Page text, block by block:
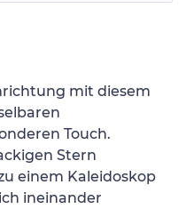
mit diesem
Touch.
Stern
einem Kaleidoskop
ineinander